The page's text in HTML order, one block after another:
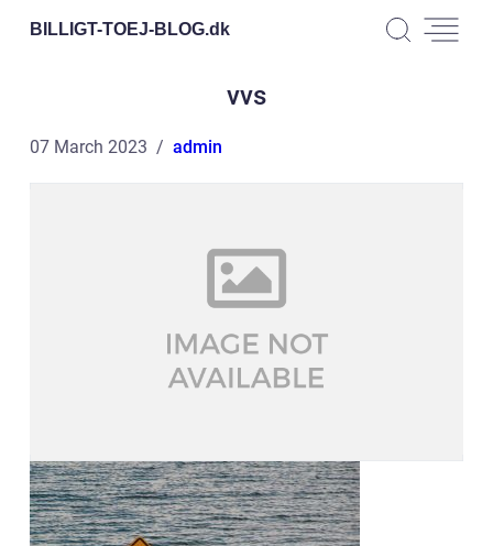
BILLIGT-TOEJ-BLOG.dk
vvs
07 March 2023 admin